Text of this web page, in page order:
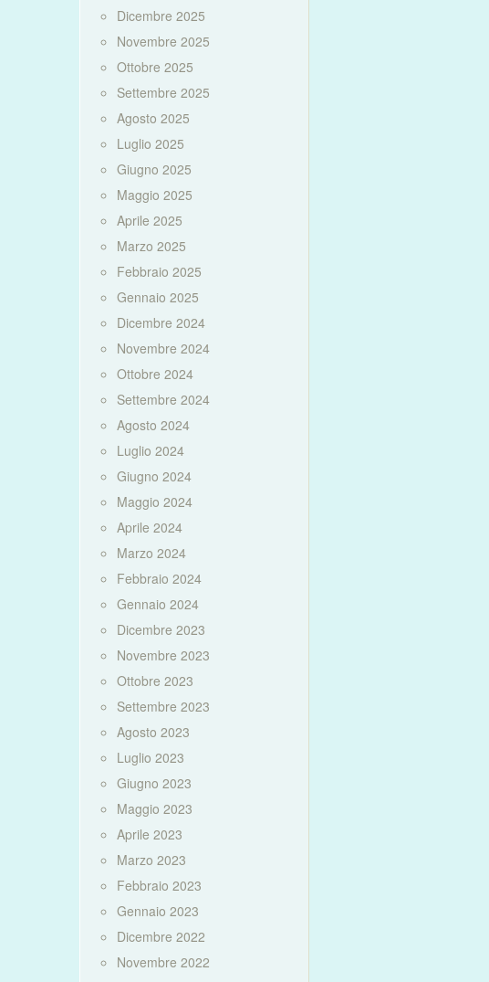
Dicembre 2025
Novembre 2025
Ottobre 2025
Settembre 2025
Agosto 2025
Luglio 2025
Giugno 2025
Maggio 2025
Aprile 2025
Marzo 2025
Febbraio 2025
Gennaio 2025
Dicembre 2024
Novembre 2024
Ottobre 2024
Settembre 2024
Agosto 2024
Luglio 2024
Giugno 2024
Maggio 2024
Aprile 2024
Marzo 2024
Febbraio 2024
Gennaio 2024
Dicembre 2023
Novembre 2023
Ottobre 2023
Settembre 2023
Agosto 2023
Luglio 2023
Giugno 2023
Maggio 2023
Aprile 2023
Marzo 2023
Febbraio 2023
Gennaio 2023
Dicembre 2022
Novembre 2022